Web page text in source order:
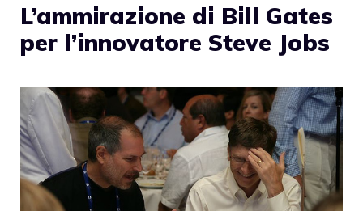
L’ammirazione di Bill Gates
per l’innovatore Steve Jobs